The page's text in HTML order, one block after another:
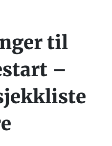
til
–